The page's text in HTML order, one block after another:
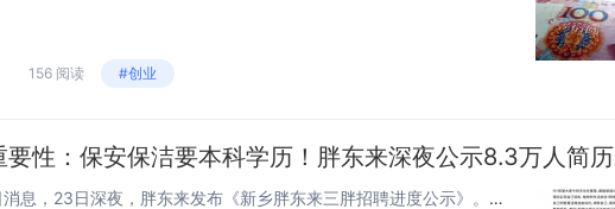
156 阅读 #创业
快科技8月24日消息，23日深夜，胖东来发布《新乡胖东来三胖招聘进度公示》。公示显示，新乡胖东来招聘报名通道，系统注册信息13.2万人，在报名信息的接收过程中，基础信息投递8.3万人。在完成基础信息投递成功的应聘者中，系统按照基本应聘条件进...